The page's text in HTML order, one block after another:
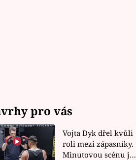
pro vás
Vojta Dyk dřel kvůli
roli mezi zápasníky.
Minutovou scénu jel